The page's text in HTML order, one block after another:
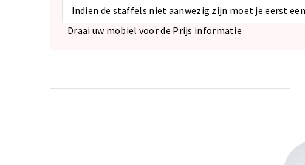
Indien de staffels niet aanwezig zijn moet je eerst
Draai uw mobiel voor de Prijs informatie